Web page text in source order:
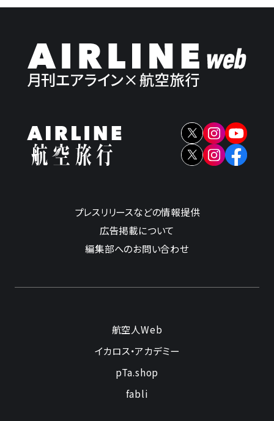
プレスリリースなどの情報提供
広告掲載について
編集部へのお問い合わせ
航空人Web
イカロス・アカデミー
pTa.shop
fabli